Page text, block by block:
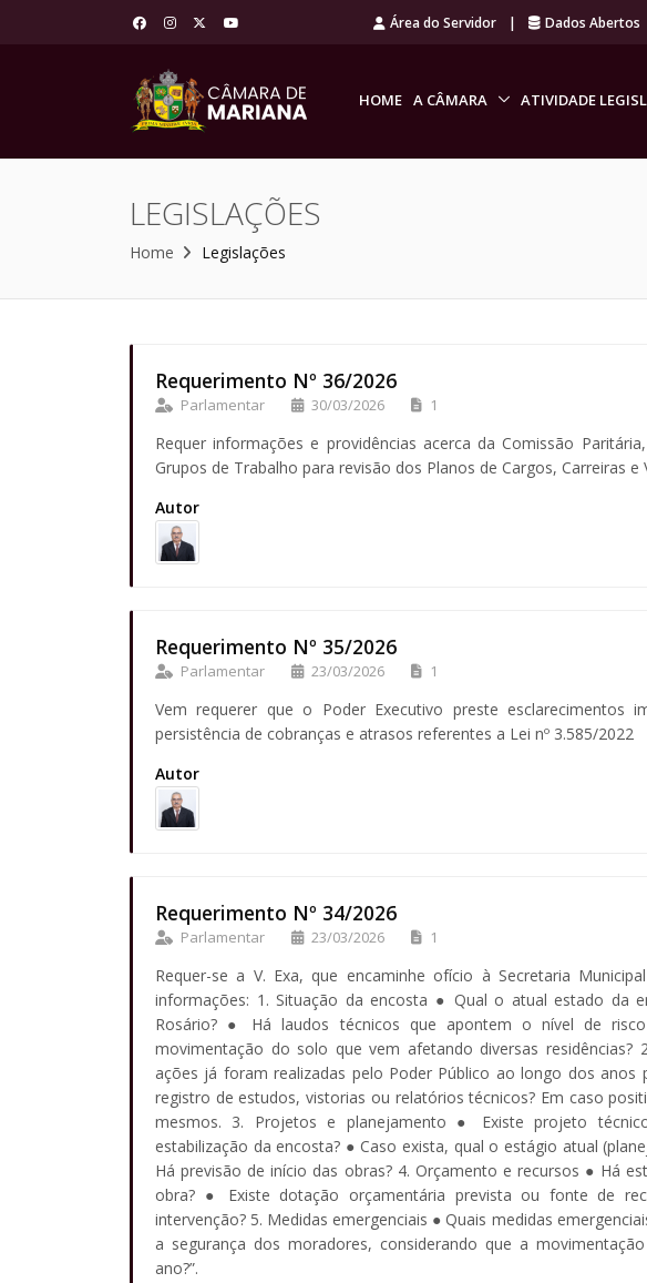
Área do Servidor | Dados Abertos
HOME A CÂMARA ATIVIDADE
LEGISLAÇÕES
Home Legislações
Requerimento Nº 36/2026
Parlamentar 30/03/2026 1
Requer informações e providências acerca da Comissão
Grupos de Trabalho para revisão dos Planos de Cargos, Carreiras e
Autor
Requerimento Nº 35/2026
Parlamentar 23/03/2026 1
Vem requerer que o Poder Executivo preste esclarecimentos
persistência de cobranças e atrasos referentes a Lei nº 3.585/2022
Autor
Requerimento Nº 34/2026
Parlamentar 23/03/2026 1
Requer-se a V. Exa, que encaminhe ofício à Secretaria
informações: 1. Situação da encosta ● Qual o atual estado da
Rosário? ● Há laudos técnicos que apontem o nível de
movimentação do solo que vem afetando diversas residências?
ações já foram realizadas pelo Poder Público ao longo dos anos
registro de estudos, vistorias ou relatórios técnicos? Em caso
mesmos. 3. Projetos e planejamento ● Existe projeto
estabilização da encosta? ● Caso exista, qual o estágio atual
Há previsão de início das obras? 4. Orçamento e recursos ● Há
obra? ● Existe dotação orçamentária prevista ou fonte de
intervenção? 5. Medidas emergenciais ● Quais medidas
a segurança dos moradores, considerando que a
ano?”.